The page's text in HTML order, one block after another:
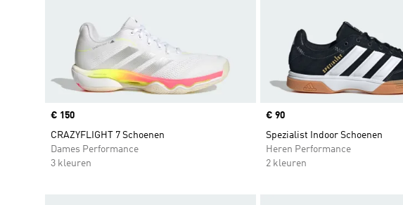
Price
€ 150
CRAZYFLIGHT 7 Schoenen
Dames Performance
3 kleuren
Price
€ 90
Spezialist Indoor Schoenen
Heren Performance
2 kleuren